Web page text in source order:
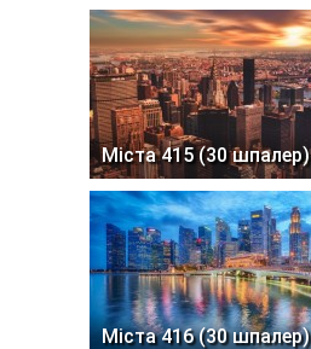
Міста 415 (30 шпалер)
Міста 416 (30 шпалер)